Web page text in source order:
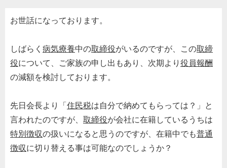
お世話になっております。
しばらく 病気療養中の取締役がいるのですが、この取締
役について、ご家族の申し出もあり、次期より 役員報酬
の減額を検討しております。
先日会長より「住民税は自分で納めてもらっては？」と
言われたのですが、 取締役が会社に在籍しているうちは
特別徴収の扱いになると思うのですが、在籍中でも普通
徴収に切り替える事は可能なのでしょうか？